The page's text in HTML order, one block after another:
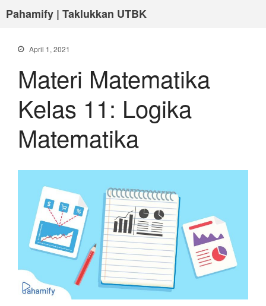
Pahamify | Taklukkan UTBK
April 1, 2021
Materi Matematika
Kelas 11: Logika
Matematika